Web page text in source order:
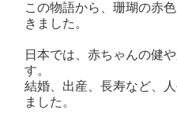
この物語から、珊瑚の赤
きました。
日本では、赤ちゃんの健
す。
結婚、出産、長寿など、
ました。